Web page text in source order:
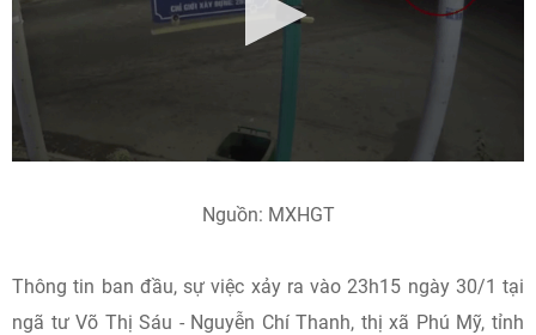
Nguồn: MXHGT
Thông tin ban đầu, sự việc xảy ra vào 23h15 ngày 30/1 tại
ngã tư Võ Thị Sáu - Nguyễn Chí Thanh, thị xã Phú Mỹ, tỉnh